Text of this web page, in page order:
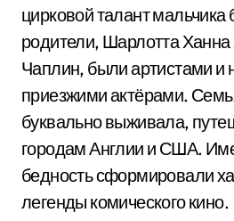
цирковой талант
родители, Шарлотта
Чаплин, были артистами и
приезжими актёрами.
буквально выживала,
городам Англии и США.
бедность сформировали
легенды комического кино.